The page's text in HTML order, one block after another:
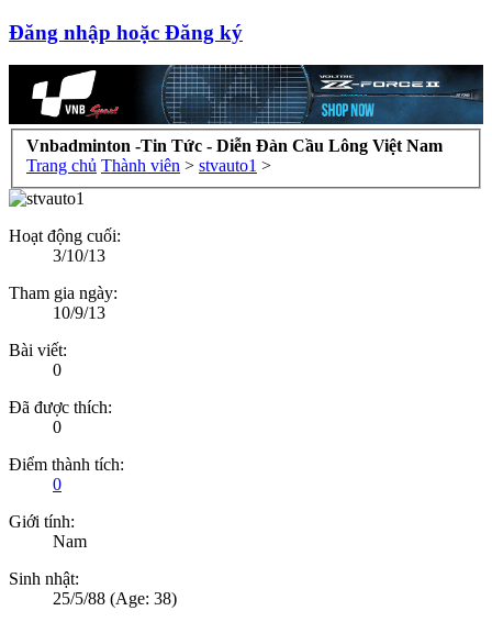
Đăng nhập hoặc Đăng ký
Vnbadminton -Tin Tức - Diễn Đàn Cầu Lông Việt Nam
Trang chủ Thành viên > stvauto1 >
Hoạt động cuối:
3/10/13
Tham gia ngày:
10/9/13
Bài viết:
0
Đã được thích:
0
Điểm thành tích:
0
Giới tính:
Nam
Sinh nhật:
25/5/88 (Age: 38)